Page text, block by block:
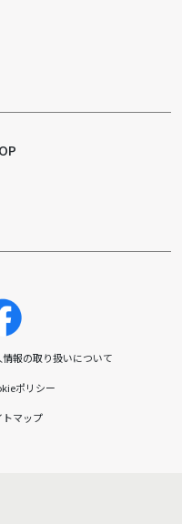
情報の取り扱いについて
ポリシー
トマップ